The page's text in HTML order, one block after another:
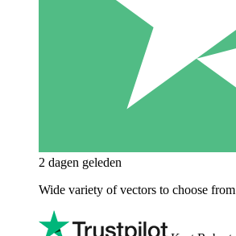
2 dagen geleden
Wide variety of vectors to choose from